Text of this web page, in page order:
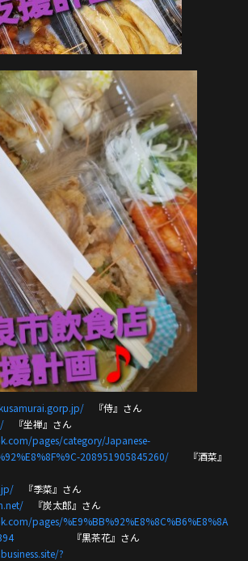
『侍』さん
『坐禅』さん
pages/category/Japanese-
208951905845260/ 『酒菜』
『季菜』さん
『炭太郎』さん
pages/%E9%BB%92%E8%8C%B6%E8%8A
『黒茶花』さん
?